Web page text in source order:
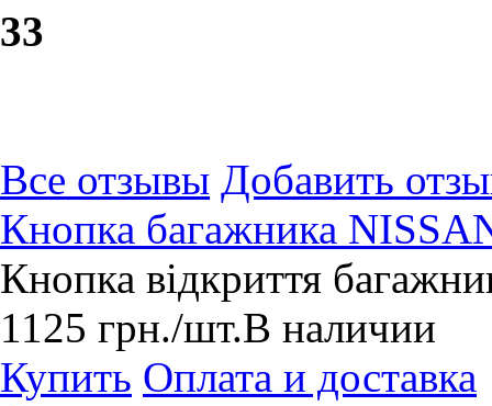
33
Все отзывы Добавить
Кнопка багажника
Кнопка відкриття
1125 грн./шт.В наличии
Купить Оплата и доставка